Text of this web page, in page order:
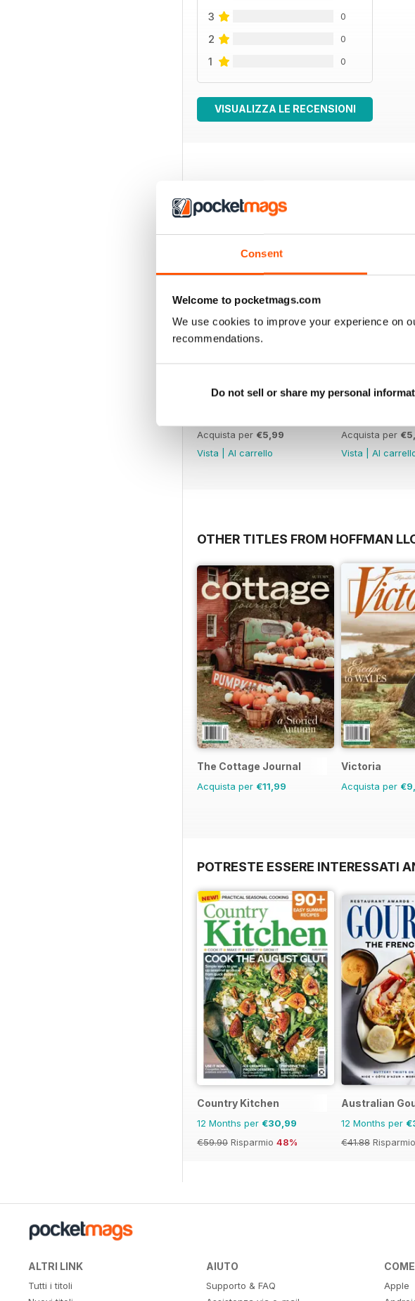
Consent
Welcome to pocketmags.com
We use cookies to improve your experience on
recommendations.
Do not sell or share my personal
3 0
2 0
1 0
VISUALIZZA LE RECENSIONI
Acquista per €5,99
Vista
Al carrello
Acquista per
Vista
Al
OTHER TITLES FROM HOFFMAN
The Cottage Journal
Acquista per €11,99
Victoria
Acquista per
POTRESTE ESSERE INTERESSATI
Country Kitchen
12 Months per €30,99
€59.90 Risparmio 48%
Australian
12 Months per
€41.88 Risparmio
ALTRI LINK
Tutti i titoli
AIUTO
Supporto & FAQ
Apple